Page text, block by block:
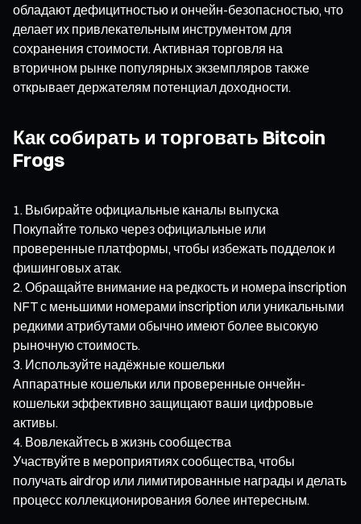
обладают дефицитностью и ончейн-безопасностью, что
делает их привлекательным инструментом для
сохранения стоимости. Активная торговля на
вторичном рынке популярных экземпляров также
открывает держателям потенциал доходности.
Как собирать и торговать Bitcoin
Frogs
Выбирайте официальные каналы выпуска
Покупайте только через официальные или
проверенные платформы, чтобы избежать подделок и
фишинговых атак.
Обращайте внимание на редкость и номера inscription
NFT с меньшими номерами inscription или уникальными
редкими атрибутами обычно имеют более высокую
рыночную стоимость.
Используйте надёжные кошельки
Аппаратные кошельки или проверенные ончейн-
кошельки эффективно защищают ваши цифровые
активы.
Вовлекайтесь в жизнь сообщества
Участвуйте в мероприятиях сообщества, чтобы
получать airdrop или лимитированные награды и делать
процесс коллекционирования более интересным.